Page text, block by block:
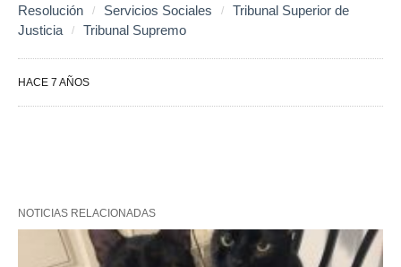
Resolución
Servicios Sociales
Tribunal Superior de
Justicia
Tribunal Supremo
HACE 7 AÑOS
NOTICIAS RELACIONADAS